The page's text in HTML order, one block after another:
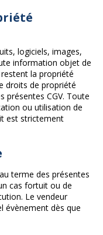
logiciels, images,
information objet de
la propriété
droits de propriété
présentes CGV. Toute
ou utilisation de
est strictement
terme des présentes
cas fortuit ou de
Le vendeur
évènement dès que